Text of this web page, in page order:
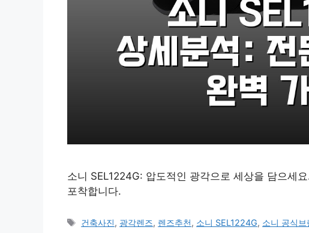
소니 SEL1224G: 압도적인 광각으로 세상을 담으세
포착합니다.
태
건축사진, 광각렌즈, 렌즈추천, 소니 SEL1224G, 소니 공식브